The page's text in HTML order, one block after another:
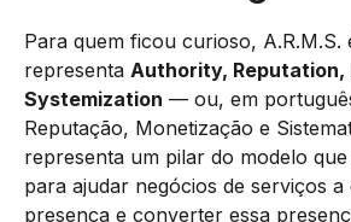
Para quem ficou curioso, A.R.M.S.
representa Authority,
Systemization — ou, em
Reputação, Monetização e
representa um pilar do modelo
para ajudar negócios de serviços
presença e converter essa